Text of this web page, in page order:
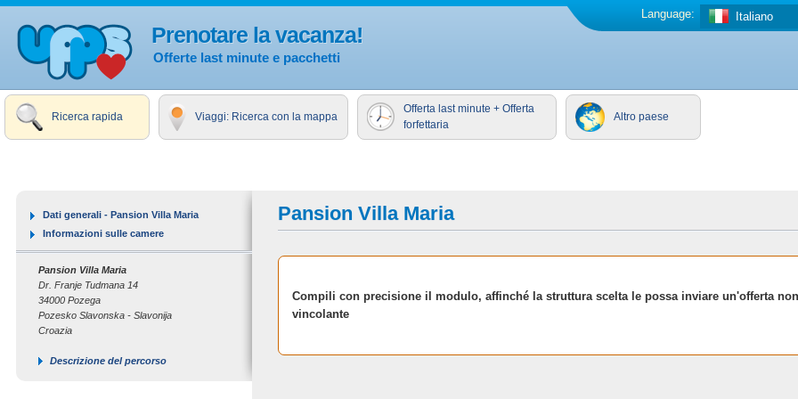
Prenotare la vacanza!
Offerte last minute e pacchetti
Italiano
Language:
Ricerca rapida Viaggi: Ricerca con la mappa
Offerta last minute + Offerta
forfettaria
Altro paese
Pansion Villa Maria
Compili con precisione il modulo, affinché la struttura scelta le possa inviare un'offerta non
vincolante
Dati generali - Pansion Villa Maria
Informazioni sulle camere
Pansion Villa Maria
Dr. Franje Tudmana 14
34000 Pozega
Pozesko Slavonska - Slavonija
Croazia
Descrizione del percorso